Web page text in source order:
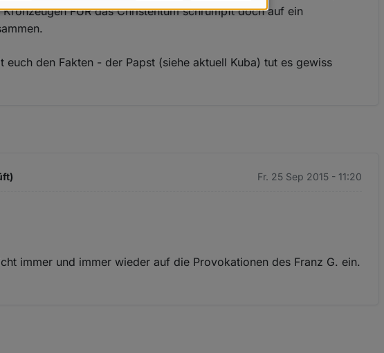
FÜR das Christentum schrumpft doch auf ein
euch den Fakten - der Papst (siehe aktuell Kuba) tut es gewiss
Fr. 25 Sep 2015 - 11:20
immer und immer wieder auf die Provokationen des Franz G. ein.